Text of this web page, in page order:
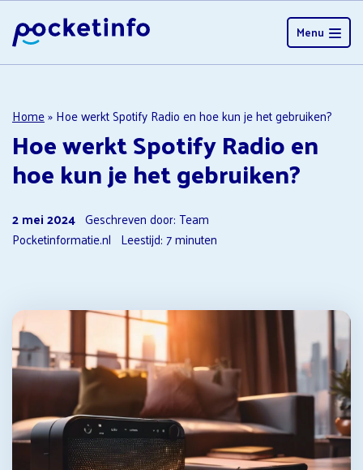
Menu
Home»Hoe werkt Spotify Radio en hoe kun je het gebruiken?
Hoe werkt Spotify Radio en
hoe kun je het gebruiken?
2 mei 2024 Geschreven door: Team
Pocketinformatie.nl Leestijd:7minuten